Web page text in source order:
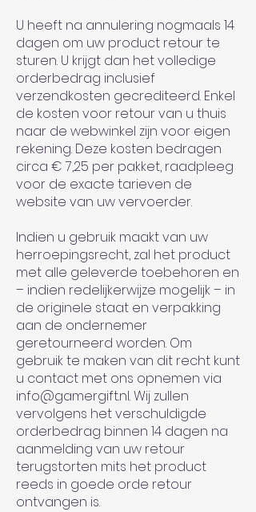
U heeft na annulering nogmaals 14
dagen om uw product retour te
sturen. U krijgt dan het volledige
orderbedrag inclusief
verzendkosten gecrediteerd. Enkel
de kosten voor retour van u thuis
naar de webwinkel zijn voor eigen
rekening. Deze kosten bedragen
circa € 7,25 per pakket, raadpleeg
voor de exacte tarieven de
website van uw vervoerder.
Indien u gebruik maakt van uw
herroepingsrecht, zal het product
met alle geleverde toebehoren en
– indien redelijkerwijze mogelijk – in
de originele staat en verpakking
aan de ondernemer
geretourneerd worden. Om
gebruik te maken van dit recht kunt
u contact met ons opnemen via
info@gamergift.nl. Wij zullen
vervolgens het verschuldigde
orderbedrag binnen 14 dagen na
aanmelding van uw retour
terugstorten mits het product
reeds in goede orde retour
ontvangen is.